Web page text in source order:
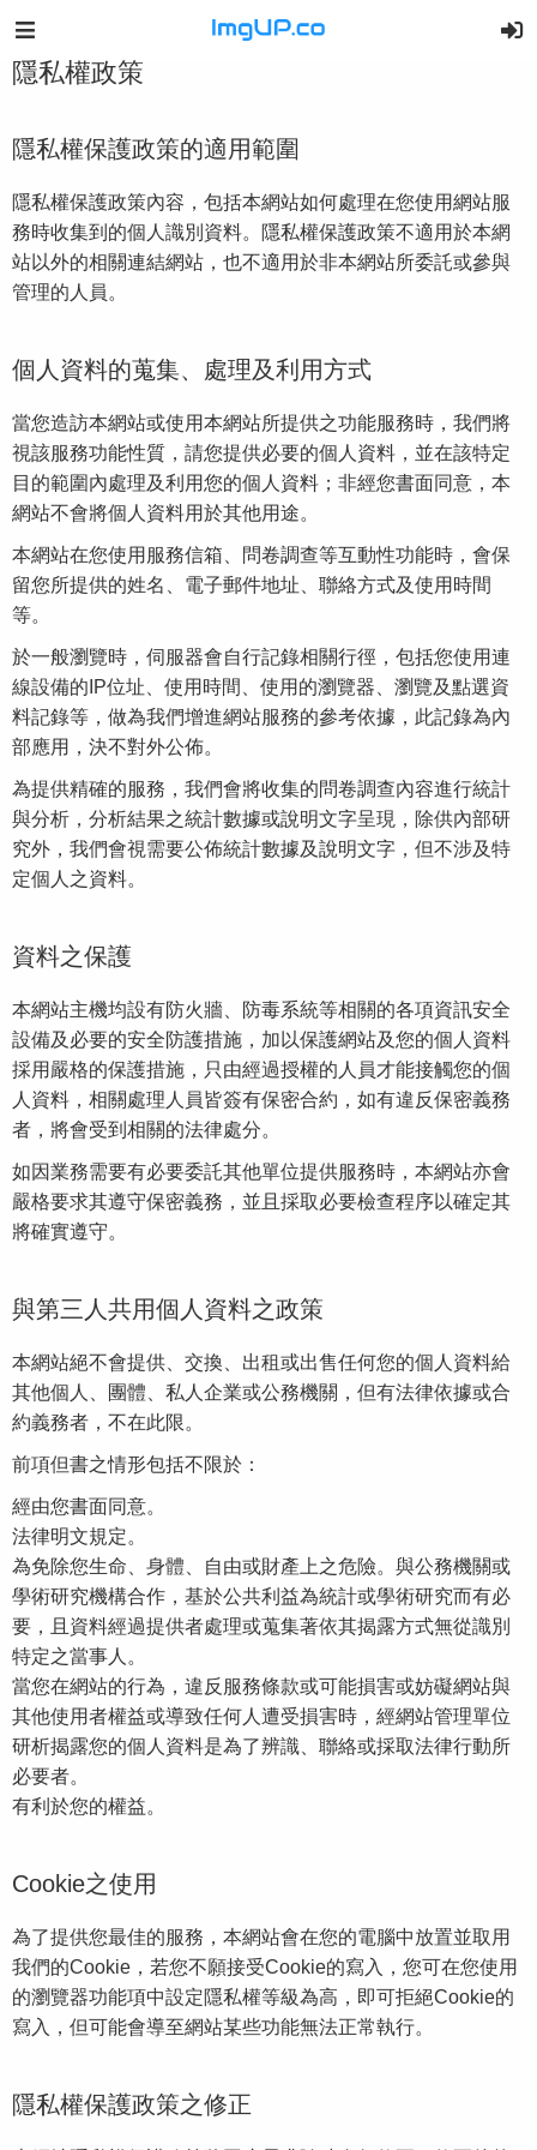
隱私權政策
隱私權保護政策的適用範圍
隱私權保護政策內容，包括本網站如何處理在您使用網站服
務時收集到的個人識別資料。隱私權保護政策不適用於本網
站以外的相關連結網站，也不適用於非本網站所委託或參與
管理的人員。
個人資料的蒐集、處理及利用方式
當您造訪本網站或使用本網站所提供之功能服務時，我們將
視該服務功能性質，請您提供必要的個人資料，並在該特定
目的範圍內處理及利用您的個人資料；非經您書面同意，本
網站不會將個人資料用於其他用途。
本網站在您使用服務信箱、問卷調查等互動性功能時，會保
留您所提供的姓名、電子郵件地址、聯絡方式及使用時間
等。
於一般瀏覽時，伺服器會自行記錄相關行徑，包括您使用連
線設備的IP位址、使用時間、使用的瀏覽器、瀏覽及點選資
料記錄等，做為我們增進網站服務的參考依據，此記錄為內
部應用，決不對外公佈。
為提供精確的服務，我們會將收集的問卷調查內容進行統計
與分析，分析結果之統計數據或說明文字呈現，除供內部研
究外，我們會視需要公佈統計數據及說明文字，但不涉及特
定個人之資料。
資料之保護
本網站主機均設有防火牆、防毒系統等相關的各項資訊安全
設備及必要的安全防護措施，加以保護網站及您的個人資料
採用嚴格的保護措施，只由經過授權的人員才能接觸您的個
人資料，相關處理人員皆簽有保密合約，如有違反保密義務
者，將會受到相關的法律處分。
如因業務需要有必要委託其他單位提供服務時，本網站亦會
嚴格要求其遵守保密義務，並且採取必要檢查程序以確定其
將確實遵守。
與第三人共用個人資料之政策
本網站絕不會提供、交換、出租或出售任何您的個人資料給
其他個人、團體、私人企業或公務機關，但有法律依據或合
約義務者，不在此限。
前項但書之情形包括不限於：
經由您書面同意。
法律明文規定。
為免除您生命、身體、自由或財產上之危險。與公務機關或
學術研究機構合作，基於公共利益為統計或學術研究而有必
要，且資料經過提供者處理或蒐集著依其揭露方式無從識別
特定之當事人。
當您在網站的行為，違反服務條款或可能損害或妨礙網站與
其他使用者權益或導致任何人遭受損害時，經網站管理單位
研析揭露您的個人資料是為了辨識、聯絡或採取法律行動所
必要者。
有利於您的權益。
Cookie之使用
為了提供您最佳的服務，本網站會在您的電腦中放置並取用
我們的Cookie，若您不願接受Cookie的寫入，您可在您使用
的瀏覽器功能項中設定隱私權等級為高，即可拒絕Cookie的
寫入，但可能會導至網站某些功能無法正常執行。
隱私權保護政策之修正